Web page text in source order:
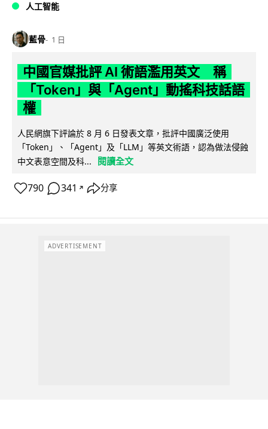
人工智能
藍骨 1 日
中國官媒批評 AI 術語濫用英文 稱
「Token」與「Agent」動搖科技話語
權
人民網旗下評論於 8 月 6 日發表文章，批評中國廣泛使用
「Token」、「Agent」及「LLM」等英文術語，認為做法侵蝕
中文表意空間及科...
閱讀全文
790 341 ↗ 分享
ADVERTISEMENT